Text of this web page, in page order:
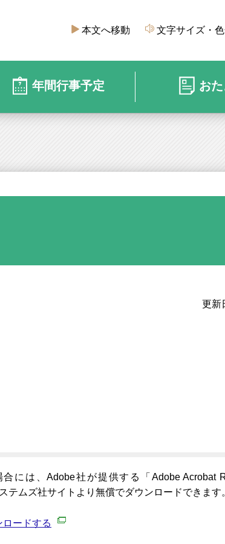
本文へ移動 文字サイズ・
年間行事予定 おた
更新
には、Adobe社が提供する「Adobe Acrobat
テムズ社サイトより無償でダウンロードできます
ロードする